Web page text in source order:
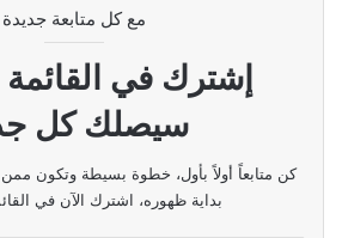
مع كل متابعة جديدة
إشترك في القائمة
سيصلك كل
كن متابعاً أولاً بأول، خطوة بسيطة وتكون
بداية ظهوره، اشترك الآن في